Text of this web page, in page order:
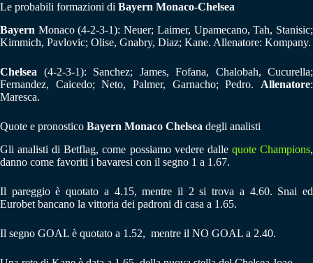
Le probabili formazioni di Bayern Monaco-Chelsea
Bayern Monaco (4-2-3-1): Neuer; Laimer, Upamecano, Tah, Stanisic;
Kimmich, Pavlovic; Olise, Gnabry, Diaz; Kane. Allenatore: Kompany.
Chelsea (4-2-3-1): Sanchez; James, Fofana, Chalobah, Cucurella;
Fernandez, Caicedo; Neto, Palmer, Garnacho; Pedro. Allenatore:
Maresca.
Quote e pronostico Bayern Monaco Chelsea degli analisti
Gli analisti di Betflag, come possiamo vedere dalle quote Champions,
danno come favoriti i bavaresi con il segno 1 a 1.67.
Il pareggio è quotato a 4.15, mentre il 2 si trova a 4.60. Snai ed
Eurobet bancano la vittoria dei padroni di casa a 1.65.
Il segno GOAL è quotato a 1.52, mentre il NO GOAL a 2.40.